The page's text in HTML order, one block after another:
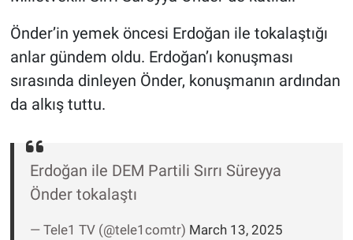
Önder’in yemek öncesi Erdoğan ile tokalaştığı
anlar gündem oldu. Erdoğan’ı konuşması
sırasında dinleyen Önder, konuşmanın ardından
da alkış tuttu.
Erdoğan ile DEM Partili Sırrı Süreyya
Önder tokalaştı
— Tele1 TV (@tele1comtr) March 13, 2025
Programlar
Sağlık
Spor
Teknoloji
Türkiye'nin Geleceği
Türkiye'nin Gündemi